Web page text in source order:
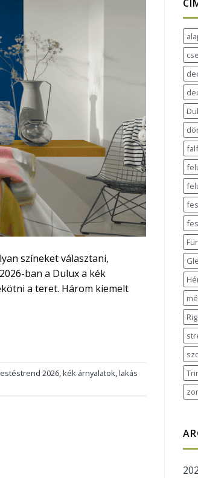
színeket választani,
ban a Dulux a kék
a teret. Három kiemelt
2026 kék árnyalatok lakás